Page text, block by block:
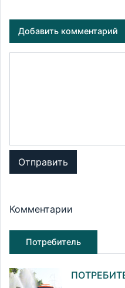
Добавить комментарий
Отправить
Комментарии
Потребитель